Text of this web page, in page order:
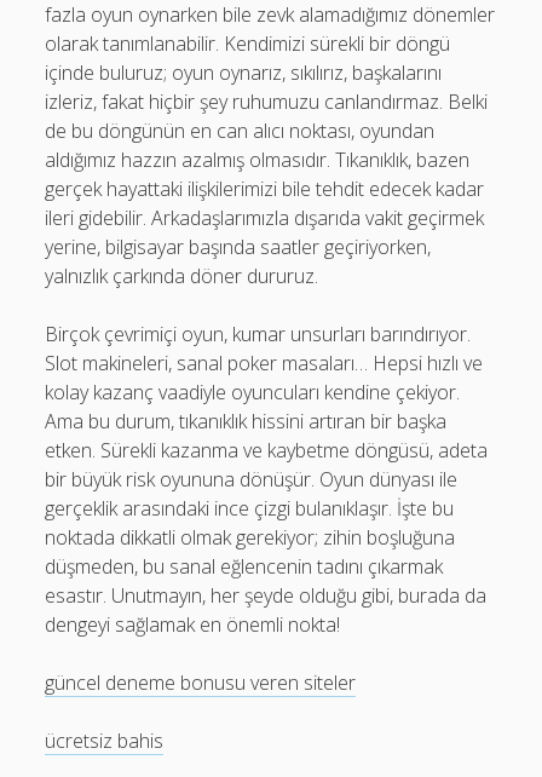
fazla oyun oynarken bile zevk alamadığımız dönemler
olarak tanımlanabilir. Kendimizi sürekli bir döngü
içinde buluruz; oyun oynarız, sıkılırız, başkalarını
izleriz, fakat hiçbir şey ruhumuzu canlandırmaz. Belki
de bu döngünün en can alıcı noktası, oyundan
aldığımız hazzın azalmış olmasıdır. Tıkanıklık, bazen
gerçek hayattaki ilişkilerimizi bile tehdit edecek kadar
ileri gidebilir. Arkadaşlarımızla dışarıda vakit geçirmek
yerine, bilgisayar başında saatler geçiriyorken,
yalnızlık çarkında döner dururuz.
Birçok çevrimiçi oyun, kumar unsurları barındırıyor.
Slot makineleri, sanal poker masaları… Hepsi hızlı ve
kolay kazanç vaadiyle oyuncuları kendine çekiyor.
Ama bu durum, tıkanıklık hissini artıran bir başka
etken. Sürekli kazanma ve kaybetme döngüsü, adeta
bir büyük risk oyununa dönüşür. Oyun dünyası ile
gerçeklik arasındaki ince çizgi bulanıklaşır. İşte bu
noktada dikkatli olmak gerekiyor; zihin boşluğuna
düşmeden, bu sanal eğlencenin tadını çıkarmak
esastır. Unutmayın, her şeyde olduğu gibi, burada da
dengeyi sağlamak en önemli nokta!
güncel deneme bonusu veren siteler
ücretsiz bahis